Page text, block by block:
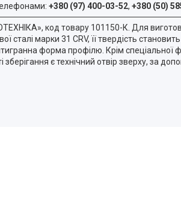
+380 (97) 400-03-52, +380 (50)
код товару 101150-К. Для
марки 31 CRV, її твердість
форма профілю. Крім
є технічний отвір зверху, за